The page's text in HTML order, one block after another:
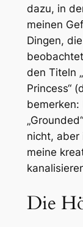
dazu, in
meinen
Dingen,
den Titeln
Princess“
bemerken:
nicht, aber
meine
Die